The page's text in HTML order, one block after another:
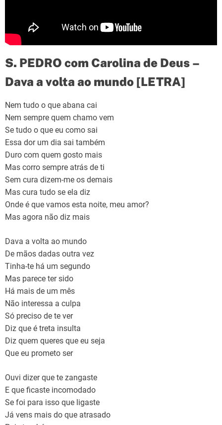
S. PEDRO com Carolina de Deus –
Dava a volta ao mundo [LETRA]
Nem tudo o que abana cai
Nem sempre quem chamo vem
Se tudo o que eu como sai
Essa dor um dia sai também
Duro com quem gosto mais
Mas corro sempre atrás de ti
Sem cura dizem-me os demais
Mas cura tudo se ela diz
Onde é que vamos esta noite, meu amor?
Mas agora não diz mais
Dava a volta ao mundo
De mãos dadas outra vez
Tinha-te há um segundo
Mas parece ter sido
Há mais de um mês
Não interessa a culpa
Só preciso de te ver
Diz que é treta insulta
Diz quem queres que eu seja
Que eu prometo ser
Ouvi dizer que te zangaste
E que ficaste incomodado
Se foi para isso que ligaste
Já vens mais do que atrasado